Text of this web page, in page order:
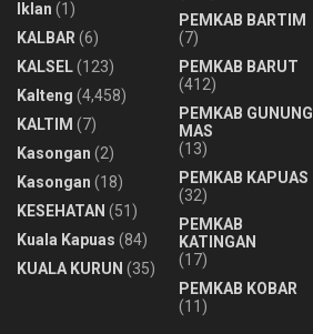
Iklan (1)
KALBAR (6)
KALSEL(123)
Kalteng (4,458)
KALTIM (7)
Kasongan (2)
Kasongan (18)
KESEHATAN (51)
Kuala Kapuas (84)
KUALA KURUN (35)
PEMKAB BARTIM
(7)
PEMKAB BARUT
(412)
PEMKAB GUNUNG
MAS
(13)
PEMKAB KAPUAS
(32)
PEMKAB
KATINGAN
(17)
PEMKAB KOBAR
(11)